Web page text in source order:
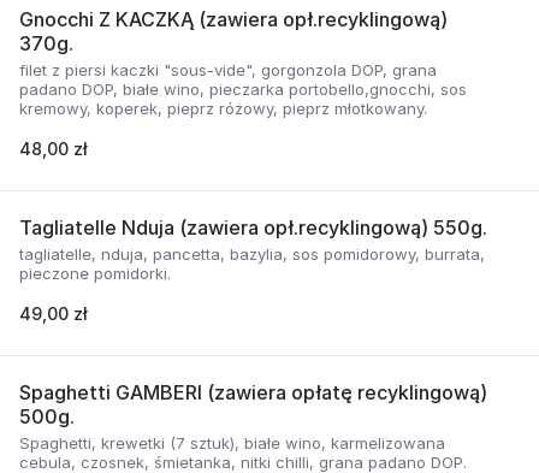
Gnocchi Z KACZKĄ (zawiera opł.recyklingową)
370g.
filet z piersi kaczki "sous-vide", gorgonzola DOP, grana
padano DOP, białe wino, pieczarka portobello,gnocchi, sos
kremowy, koperek, pieprz różowy, pieprz młotkowany.
48,00 zł
Tagliatelle Nduja (zawiera opł.recyklingową) 550g.
tagliatelle, nduja, pancetta, bazylia, sos pomidorowy, burrata,
pieczone pomidorki.
49,00 zł
Spaghetti GAMBERI (zawiera opłatę recyklingową)
500g.
Spaghetti, krewetki (7 sztuk), białe wino, karmelizowana
cebula, czosnek, śmietanka, nitki chilli, grana padano DOP.